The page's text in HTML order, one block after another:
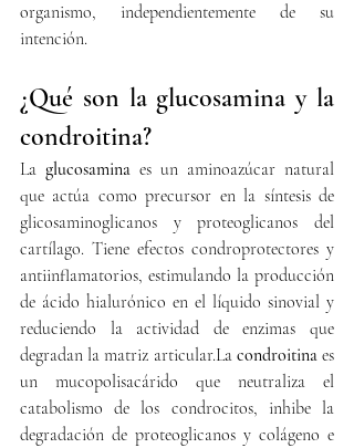
organismo, independientemente de su
intención.
¿Qué son la glucosamina y la
condroitina?
La glucosamina es un aminoazúcar natural
que actúa como precursor en la síntesis de
glicosaminoglicanos y proteoglicanos del
cartílago. Tiene efectos condroprotectores y
antiinflamatorios, estimulando la producción
de ácido hialurónico en el líquido sinovial y
reduciendo la actividad de enzimas que
degradan la matriz articular.La condroitina es
un mucopolisacárido que neutraliza el
catabolismo de los condrocitos, inhibe la
degradación de proteoglicanos y colágeno e